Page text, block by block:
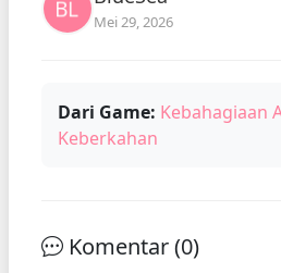
Mei 29, 2026
Dari Game: Kebahagiaan
Keberkahan
Komentar (0)